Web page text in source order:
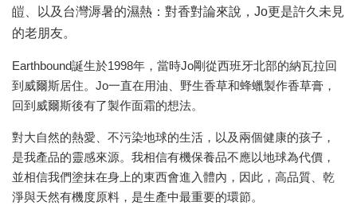
皚、以及台灣溽暑的濕熱：對香對論來說，Jo更是許久未見
的老朋友。
Earthbound誕生於1998年，當時Jo剛從西班牙北部的納瓦拉回
到威爾斯居住。Jo一直在用油、野生香草和蜂蠟製作香草膏，
回到威爾斯後有了製作面霜的想法。
對大自然的熱愛、不污染地球的生活，以及兩個健康的孩子，
是我產品的靈感來源。我相信有機保養品不應以地球為代價，
並相信我們塗抹在身上的東西會進入體內，因此，高品質、乾
淨與天然有機度原料，是生產中最重要的環節。